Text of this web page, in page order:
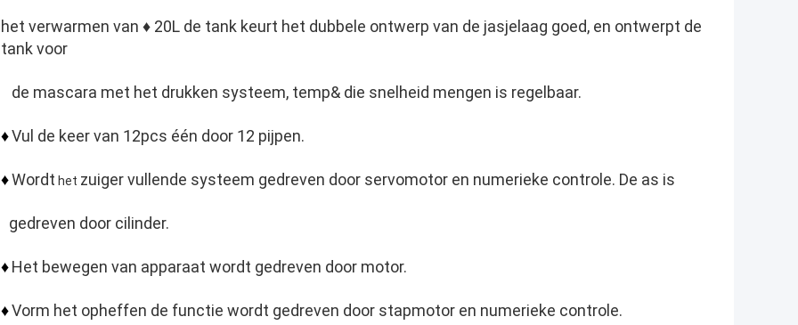
het verwarmen van ♦ 20L de tank keurt het dubbele ontwerp van de jasjelaag goed, en ontwerpt de
tank voor
de mascara met het drukken systeem, temp& die snelheid mengen is regelbaar.
♦Vul de keer van 12pcs één door 12 pijpen.
♦Wordt het zuiger vullende systeem gedreven door servomotor en numerieke controle. De as is
gedreven door cilinder.
♦ Het bewegen van apparaat wordt gedreven door motor.
♦Vorm het opheffen de functie wordt gedreven door stapmotor en numerieke controle.